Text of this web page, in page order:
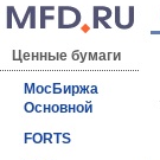
Ценные бумаги
МосБиржа
Основной
FORTS